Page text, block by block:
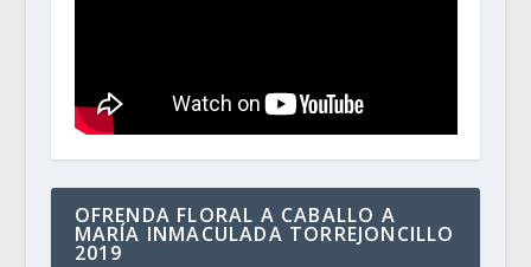
OFRENDA FLORAL A CABALLO A
MARÍA INMACULADA TORREJONCILLO
2019